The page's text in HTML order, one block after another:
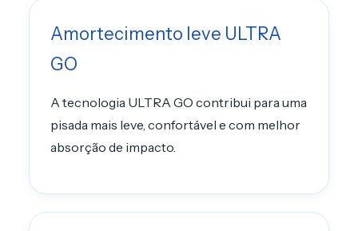
Amortecimento leve ULTRA
GO
A tecnologia ULTRA GO contribui para uma
pisada mais leve, confortável e com melhor
absorção de impacto.